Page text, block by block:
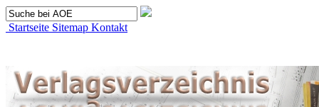
Startseite Sitemap Kontakt